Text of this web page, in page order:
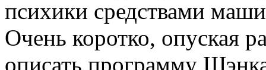
психики средствами
Очень коротко, опуская
описать программу